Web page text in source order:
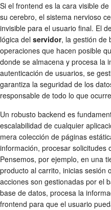
Si el frontend es la cara visible
su cerebro, el sistema nervioso
invisible para el usuario final. El
lógica del servidor, la gestión de
operaciones que hacen posible
donde se almacena y procesa la
autenticación de usuarios, se
garantiza la seguridad de los
responsable de todo lo que
Un robusto backend es
escalabilidad de cualquier
mera colección de páginas
información, procesar solicitudes
Pensemos, por ejemplo, en una
producto al carrito, inicias sesión
acciones son gestionadas por el
base de datos, procesa la
frontend para que el usuario